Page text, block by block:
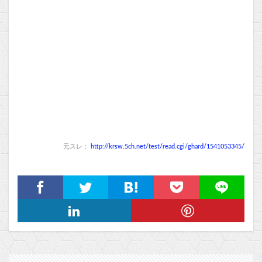
元スレ： http://krsw.5ch.net/test/read.cgi/ghard/1541053345/